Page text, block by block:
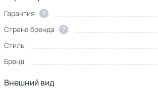
Гарантия ?
Страна бренда
?
Стиль
Бренд
Внешний вид